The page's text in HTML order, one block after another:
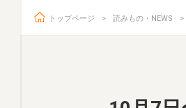
ビオ・マルシェ
トップページ 読みもの・NEWS